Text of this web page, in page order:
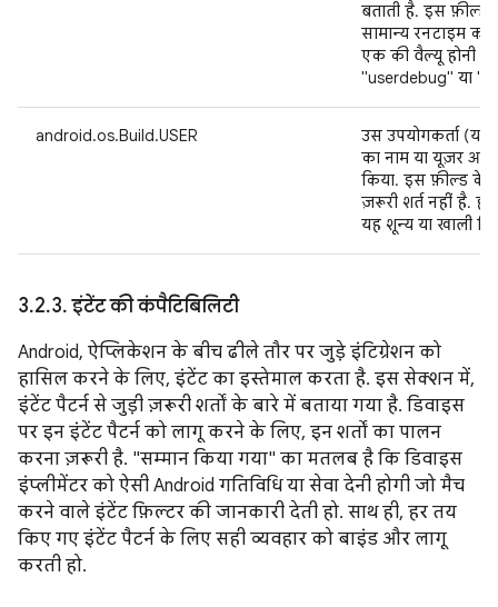
बताती है. इस फ़ील्ड
सामान्य रनटाइम
एक की वैल्यू होनी
"userdebug" या
android.os.Build.USER
उस उपयोगकर्ता (या
का नाम या यूज़र
किया. इस फ़ील्ड के
ज़रूरी शर्त नहीं है.
यह शून्य या खाली
3.2.3.इंटेंट की कंपैटिबिलिटी
Android, ऐप्लिकेशन के बीच ढीले तौर पर जुड़े इंटिग्रेशन को
हासिल करने के लिए, इंटेंट का इस्तेमाल करता है. इस सेक्शन में,
इंटेंट पैटर्न से जुड़ी ज़रूरी शर्तों के बारे में बताया गया है. डिवाइस
पर इन इंटेंट पैटर्न को लागू करने के लिए, इन शर्तों का पालन
करना ज़रूरी है. "सम्मान किया गया" का मतलब है कि डिवाइस
इंप्लीमेंटर को ऐसी Android गतिविधि या सेवा देनी होगी जो मैच
करने वाले इंटेंट फ़िल्टर की जानकारी देती हो. साथ ही, हर तय
किए गए इंटेंट पैटर्न के लिए सही व्यवहार को बाइंड और लागू
करती हो.